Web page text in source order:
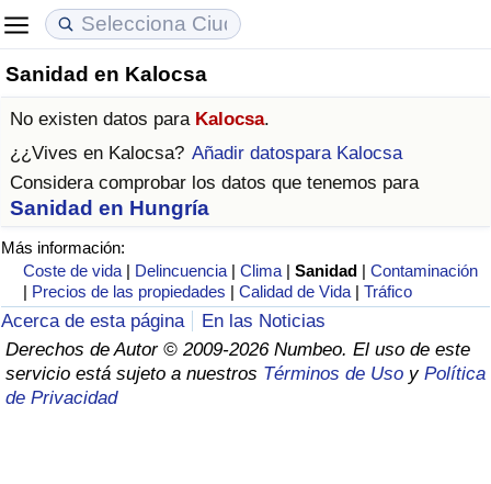
Sanidad en Kalocsa
No existen datos para Kalocsa.
¿¿Vives en Kalocsa? Añadir datospara Kalocsa
Considera comprobar los datos que tenemos para
Sanidad en Hungría
Más información:
Coste de vida | Delincuencia |Clima |Sanidad |Contaminación
| Precios de las propiedades |Calidad de Vida |Tráfico
Acerca de esta página
En las Noticias
Derechos de Autor © 2009-2026 Numbeo. El uso de este
servicio está sujeto a nuestros Términos de Uso y Política
de Privacidad
Coste de vida
Índice de Costo de Vida
Índice de costo de vida por país
en aqaba
Precios de las propiedades
Índice de Precios de Inmuebles
Índice de Precios de Inmuebles por País
Calidad de Vida
Índice de Calidad de Vida (Actual)
Índice de calidad de vida por país
Delincuencia
Calificación del Índice de Criminalidad
(Actual)